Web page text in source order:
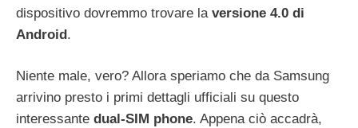
dispositivo dovremmo trovare la versione 4.0 di
Android.
Niente male, vero? Allora speriamo che da Samsung
arrivino presto i primi dettagli ufficiali su questo
interessante dual-SIM phone. Appena ciò accadrà,